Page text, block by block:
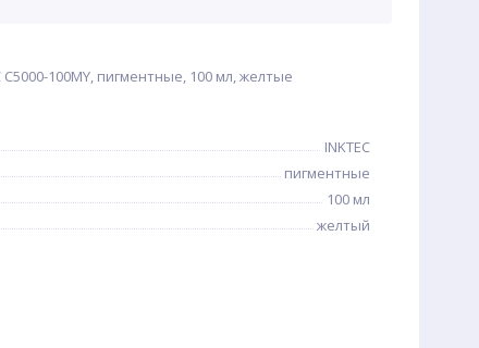
100MY, пигментные, 100 мл, желтые
INKTEC
пигментные
100 мл
желтый